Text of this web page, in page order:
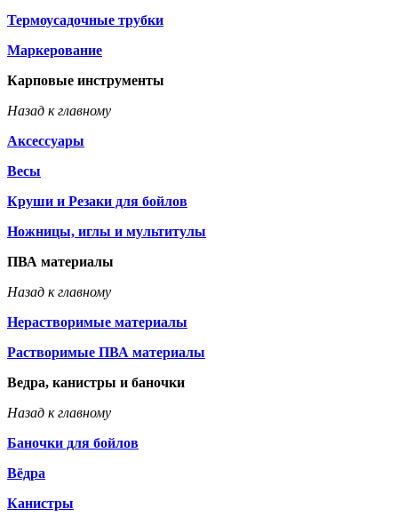
Термоусадочные трубки
Маркерование
Карповые инструменты
Назад к главному
Аксессуары
Весы
Круши и Резаки для бойлов
Ножницы, иглы и мультитулы
ПВА материалы
Назад к главному
Нерастворимые материалы
Растворимые ПВА материалы
Ведра, канистры и баночки
Назад к главному
Баночки для бойлов
Вёдра
Канистры